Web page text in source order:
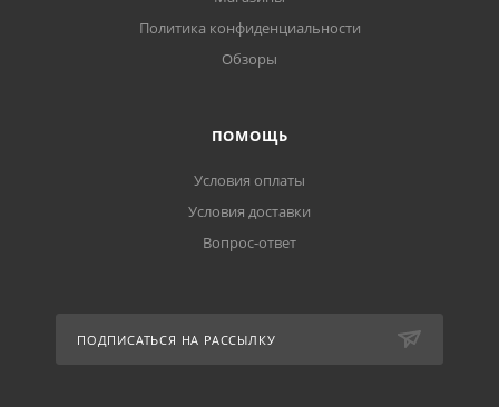
Политика конфиденциальности
Обзоры
ПОМОЩЬ
Условия оплаты
Условия доставки
Вопрос-ответ
ПОДПИСАТЬСЯ НА РАССЫЛКУ